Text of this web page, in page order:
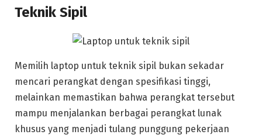
Teknik Sipil
Memilih laptop untuk teknik sipil bukan sekadar
mencari perangkat dengan spesifikasi tinggi,
melainkan memastikan bahwa perangkat tersebut
mampu menjalankan berbagai perangkat lunak
khusus yang menjadi tulang punggung pekerjaan